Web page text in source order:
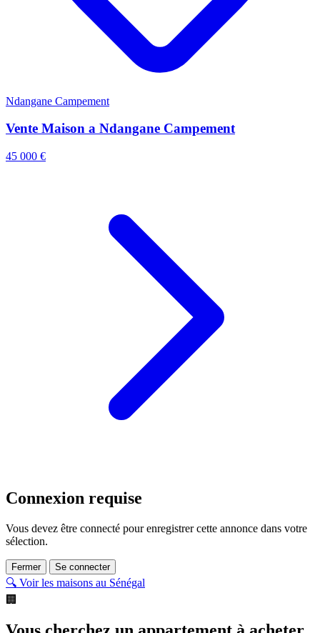
Ndangane Campement
Vente Maison a Ndangane Campement
45 000 €
Connexion requise
Vous devez être connecté pour enregistrer cette annonce dans votre
sélection.
Fermer Se connecter
🔍 Voir les maisons au Sénégal
🏢